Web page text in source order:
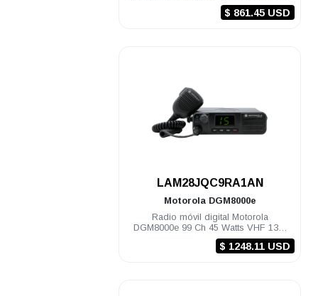
$ 861.45 USD
LAM28JQC9RA1AN
Motorola DGM8000e
Radio móvil digital Motorola
DGM8000e 99 Ch 45 Watts VHF 136-
174 Mhz c/gps
$ 1248.11 USD